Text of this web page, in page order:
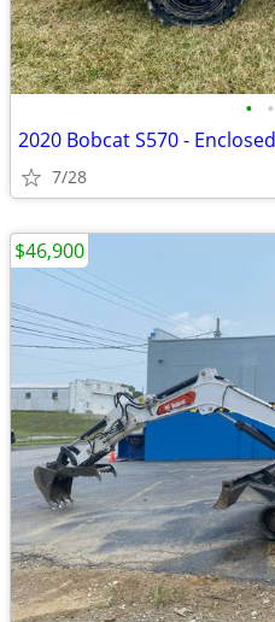
• •
2020 Bobcat S570 -
7/28
$46,900